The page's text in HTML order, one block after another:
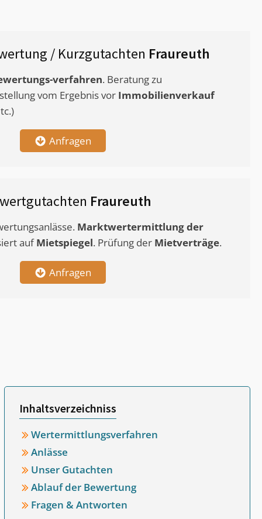
/ Kurzgutachten Fraureuth
verfahren. Beratung zu
vom Ergebnis vor Immobilienverkauf
Anfragen
Fraureuth
Marktwertermittlungder
aufMietspiegel. Prüfung der Mietverträge.
Anfragen
Inhaltsverzeichniss
Wertermittlungsverfahren
Anlässe
Unser Gutachten
Ablauf der Bewertung
Fragen & Antworten